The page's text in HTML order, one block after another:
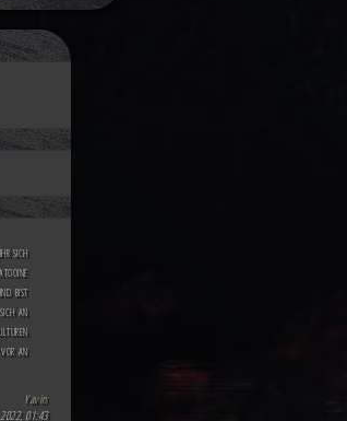
sich
bist
an
an
Yavin
01:43